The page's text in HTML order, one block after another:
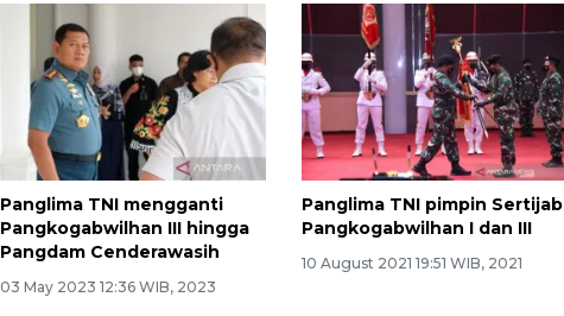
Panglima TNI mengganti
Pangkogabwilhan III hingga
Pangdam Cenderawasih
03 May 2023 12:36 WIB, 2023
Panglima TNI pimpin Sertijab
Pangkogabwilhan I dan III
10 August 2021 19:51 WIB, 2021
FOTO - Kirab memperingati
HUT ke-80 Raja Keraton
Yogyakarta